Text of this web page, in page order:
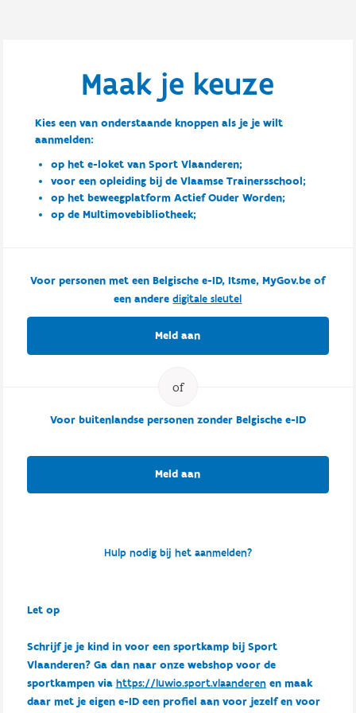
Maak je keuze
Kies een van onderstaande knoppen als je je wilt
aanmelden:
op het e-loket van Sport Vlaanderen;
voor een opleiding bij de Vlaamse Trainersschool;
op het beweegplatform Actief Ouder Worden;
op de Multimovebibliotheek;
Voor personen met een Belgische e-ID, Itsme, MyGov.be of
een anderedigitale sleutel
Meld aan
Voor buitenlandse personen zonder Belgische e-ID
Meld aan
Hulp nodig bij het aanmelden?
Let op
Schrijf je je kind in voor een sportkamp bij Sport
Vlaanderen? Ga dan naar onze webshop voor de
sportkampen via https://luwio.sport.vlaanderenen maak
daar met je eigen e-ID een profiel aan voor jezelf en voor